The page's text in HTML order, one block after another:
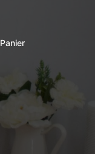
Panier